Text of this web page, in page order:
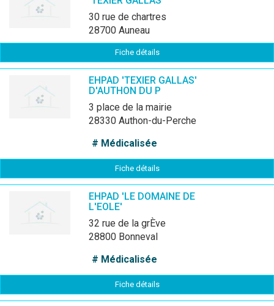
30 rue de chartres
28700 Auneau
Fiche détails
EHPAD 'TEXIER GALLAS'
D'AUTHON DU P
3 place de la mairie
28330 Authon-du-Perche
# Médicalisée
Fiche détails
EHPAD 'LE DOMAINE DE
L'EOLE'
32 rue de la grÈve
28800 Bonneval
# Médicalisée
Fiche détails